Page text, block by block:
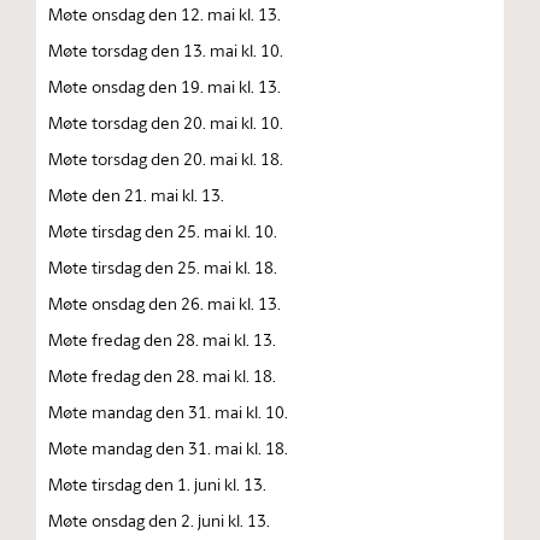
Møte onsdag den 12. mai kl. 13.
Møte torsdag den 13. mai kl. 10.
Møte onsdag den 19. mai kl. 13.
Møte torsdag den 20. mai kl. 10.
Møte torsdag den 20. mai kl. 18.
Møte den 21. mai kl. 13.
Møte tirsdag den 25. mai kl. 10.
Møte tirsdag den 25. mai kl. 18.
Møte onsdag den 26. mai kl. 13.
Møte fredag den 28. mai kl. 13.
Møte fredag den 28. mai kl. 18.
Møte mandag den 31. mai kl. 10.
Møte mandag den 31. mai kl. 18.
Møte tirsdag den 1. juni kl. 13.
Møte onsdag den 2. juni kl. 13.